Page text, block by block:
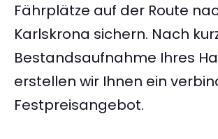
Fährplätze auf der Route
Karlskrona sichern. Nach
Bestandsaufnahme Ihres
erstellen wir Ihnen ein
Festpreisangebot.